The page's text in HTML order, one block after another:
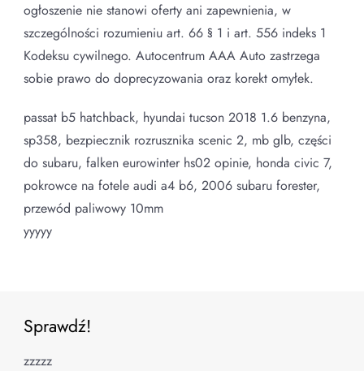
ogłoszenie nie stanowi oferty ani zapewnienia, w
szczególności rozumieniu art. 66 § 1 i art. 556 indeks 1
Kodeksu cywilnego. Autocentrum AAA Auto zastrzega
sobie prawo do doprecyzowania oraz korekt omyłek.
passat b5 hatchback, hyundai tucson 2018 1.6 benzyna,
sp358, bezpiecznik rozrusznika scenic 2, mb glb, części
do subaru, falken eurowinter hs02 opinie, honda civic 7,
pokrowce na fotele audi a4 b6, 2006 subaru forester,
przewód paliwowy 10mm
yyyyy
Sprawdź!
zzzzz